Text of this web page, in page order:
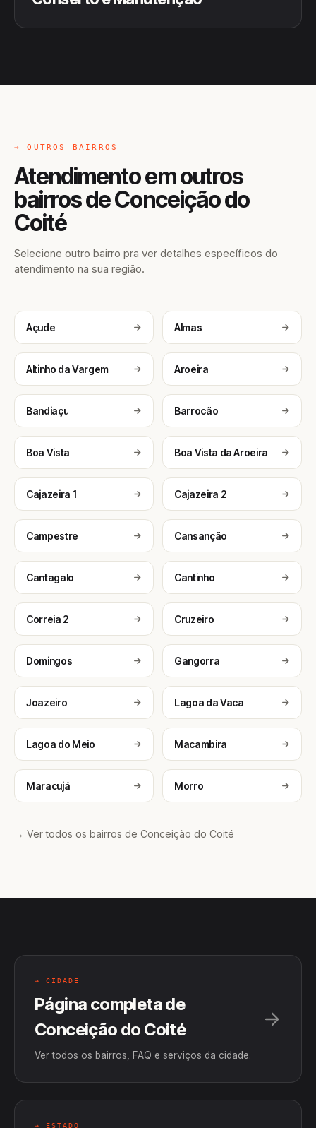
→ OUTROS BAIRROS
Atendimento em outros
bairros de Conceição do
Coité
Selecione outro bairro pra ver detalhes específicos do
atendimento na sua região.
Açude Almas
Altinho da Vargem Aroeira
Bandiaçu Barrocão
Boa Vista Boa Vista da Aroeira
Cajazeira 1 Cajazeira 2
Campestre Cansanção
Cantagalo Cantinho
Correia 2 Cruzeiro
Domingos Gangorra
Joazeiro Lagoa da Vaca
Lagoa do Meio Macambira
Maracujá Morro
→ Ver todos os bairros de Conceição do Coité
→ CIDADE
Página completa de
Conceição do Coité
Ver todos os bairros, FAQ e serviços da cidade.
→ ESTADO